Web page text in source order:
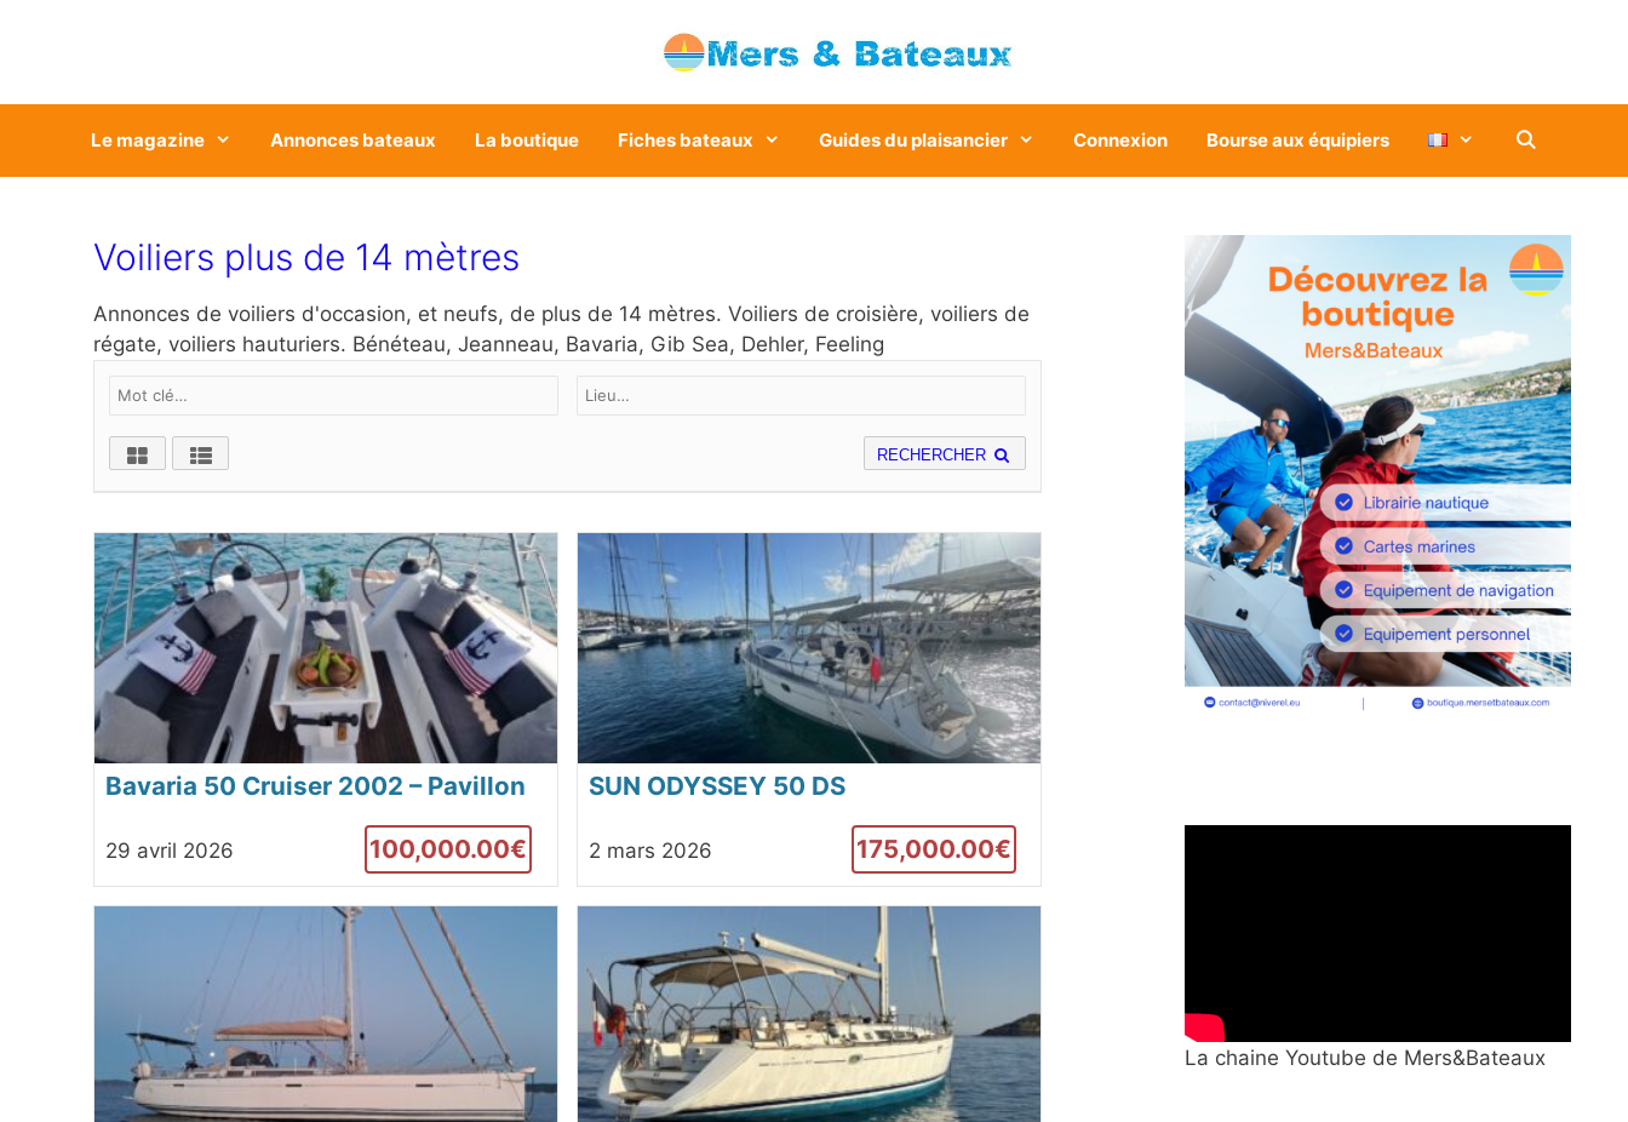
Le magazine Annonces bateaux La boutique Fiches bateaux Guides du plaisancier Connexion Bourse aux équipiers
Voiliers plus de 14 mètres
Annonces de voiliers d'occasion, et neufs, de plus de 14 mètres. Voiliers de croisière, voiliers de
régate, voiliers hauturiers. Bénéteau, Jeanneau, Bavaria, Gib Sea, Dehler, Feeling
RECHERCHER
Bavaria 50 Cruiser 2002 – Pavillon
français – Grande croisière équipé –
Linton Bay Marina Panama
29 avril 2026 100,000.00€
SUN ODYSSEY 50 DS
2 mars 2026 175,000.00€
La chaine Youtube de Mers&Bateaux